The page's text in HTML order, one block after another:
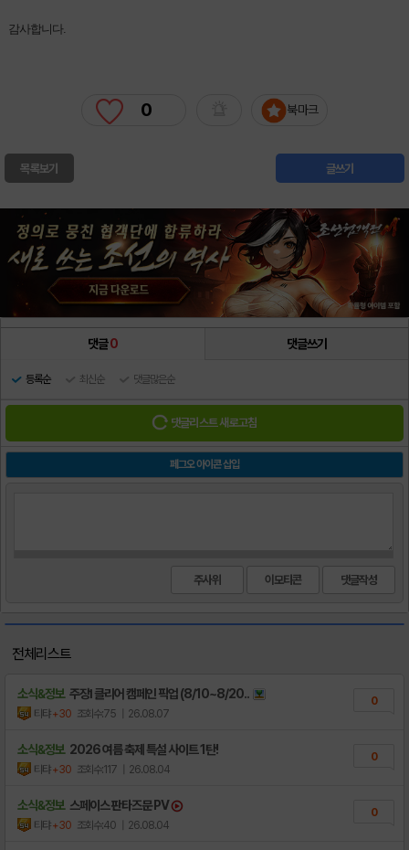
감사합니다.
0 북마크
목록보기 글쓰기
댓글0 댓글쓰기
등록순 최신순 댓글많은순
댓글리스트 새로고침
페그오 아이콘 삽입
주사위 이모티콘
전체리스트
소식&정보 주장Ⅰ 클리어 캠페인 픽업 (8/10~8/20..
티탸+30 조회수:75 | 26.08.07
0
소식&정보 2026 여름 축제 특설 사이트 1탄!
티탸+30 조회수:117 | 26.08.04
0
소식&정보 스페이스 판타즈문 PV
티탸+30 조회수:40 | 26.08.04
0